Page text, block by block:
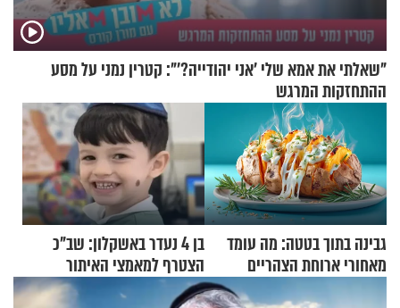
"שאלתי את אמא שלי 'אני יהודייה?'": קטרין נמני על מסע
ההתחזקות המרגש
גבינה בתוך בטטה: מה עומד
מאחורי ארוחת הצהריים
שכבשה את הרשת?
בן 4 נעדר באשקלון: שב"כ
הצטרף למאמצי האיתור